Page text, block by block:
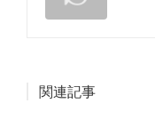
関連記事